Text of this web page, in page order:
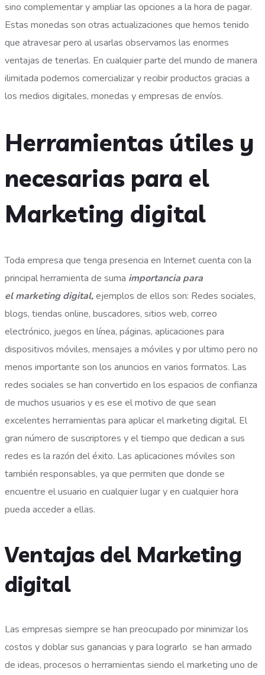
sino complementar y ampliar las opciones a la hora de pagar.
Estas monedas son otras actualizaciones que hemos tenido
que atravesar pero al usarlas observamos las enormes
ventajas de tenerlas. En cualquier parte del mundo de manera
ilimitada podemos comercializar y recibir productos gracias a
los medios digitales, monedas y empresas de envíos.
Herramientas útiles y
necesarias para el
Marketing digital
Toda empresa que tenga presencia en Internet cuenta con la
principal herramienta de suma importancia para
el marketing digital,ejemplos de ellos son: Redes sociales,
blogs, tiendas online, buscadores, sitios web, correo
electrónico, juegos en línea, páginas, aplicaciones para
dispositivos móviles, mensajes a móviles y por ultimo pero no
menos importante son los anuncios en varios formatos. Las
redes sociales se han convertido en los espacios de confianza
de muchos usuarios y es ese el motivo de que sean
excelentes herramientas para aplicar el marketing digital. El
gran número de suscriptores y el tiempo que dedican a sus
redes es la razón del éxito. Las aplicaciones móviles son
también responsables, ya que permiten que donde se
encuentre el usuario en cualquier lugar y en cualquier hora
pueda acceder a ellas.
Ventajas del Marketing
digital
Las empresas siempre se han preocupado por minimizar los
costos y doblar sus ganancias y para lograrlo se han armado
de ideas, procesos o herramientas siendo el marketing uno de